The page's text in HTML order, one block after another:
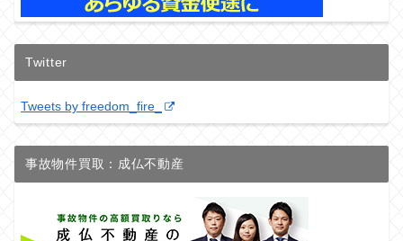
Twitter
Tweets by freedom_fire_
事故物件買取：成仏不動産